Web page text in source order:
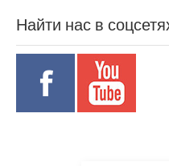
Найти нас в